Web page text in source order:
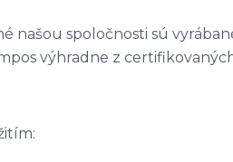
našou spoločnosti sú
výhradne z